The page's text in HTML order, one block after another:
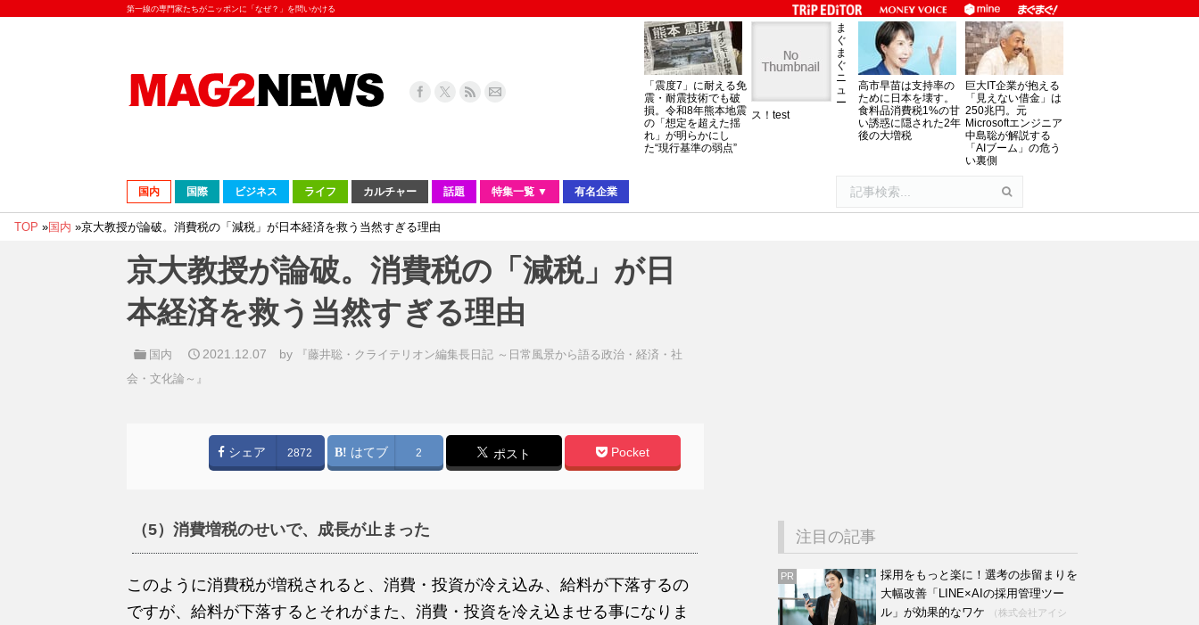
第一線の専門家たちがニッポンに「なぜ？」を問いかける
「震度7」に耐える免
震・耐震技術でも破
損。令和8年熊本地震
の「想定を超えた揺
れ」が明らかにし
た“現行基準の弱点”
ま
ぐ
ま
ぐ
ニ
ュ
ー
ス！test
高市早苗は支持率の
ために日本を壊す。
食料品消費税1%の甘
い誘惑に隠された2年
後の大増税
巨大IT企業が抱える
「見えない借金」は
250兆円。元
Microsoftエンジニア
中島聡が解説する
「AIブーム」の危う
い裏側
国内 国際 ビジネス ライフ カルチャー 話題 特集一覧 ▼ 有名企業
TOP »国内 »京大教授が論破。消費税の「減税」が日本経済を救う当然すぎる理由
京大教授が論破。消費税の「減税」が日
本経済を救う当然すぎる理由
国内 2021.12.07 by
『藤井聡・クライテリオン編集長日記 ～日常風景から語る政治・経済・社
会・文化論～』
シェア 2872 はてブ 2 ポスト Pocket
（5）消費増税のせいで、成長が止まった
このように消費税が増税されると、消費・投資が冷え込み、給料が下落するの
ですが、給料が下落するとそれがまた、消費・投資を冷え込ませる事になりま
注目の記事
PR
採用をもっと楽に！選考の歩留まりを
大幅改善「LINE×AIの採用管理ツー
ル」が効果的なワケ
（株式会社アイシ